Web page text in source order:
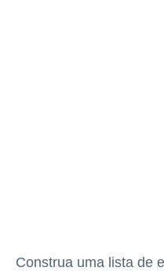
Construa uma lista de